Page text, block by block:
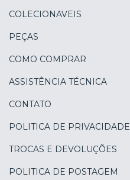
COLECIONAVEIS
PEÇAS
COMO COMPRAR
ASSISTÊNCIA TÉCNICA
CONTATO
POLITICA DE PRIVACIDADE
TROCAS E DEVOLUÇÕES
POLITICA DE POSTAGEM